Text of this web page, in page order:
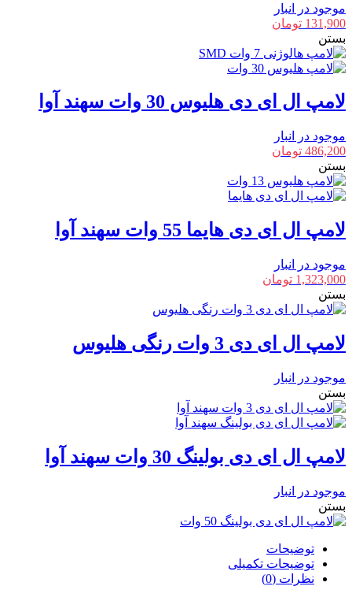
موجود در انبار
131,900 تومان
بستن
لامپ ال ای دی هلیوس 30 وات سهند آوا
موجود در انبار
486,200 تومان
بستن
لامپ ال ای دی هایما 55 وات سهند آوا
موجود در انبار
1,323,000 تومان
بستن
لامپ ال ای دی 3 وات رنگی هلیوس
موجود در انبار
بستن
لامپ ال ای دی بولینگ 30 وات سهند آوا
موجود در انبار
بستن
توضیحات
توضیحات تکمیلی
نظرات (0)